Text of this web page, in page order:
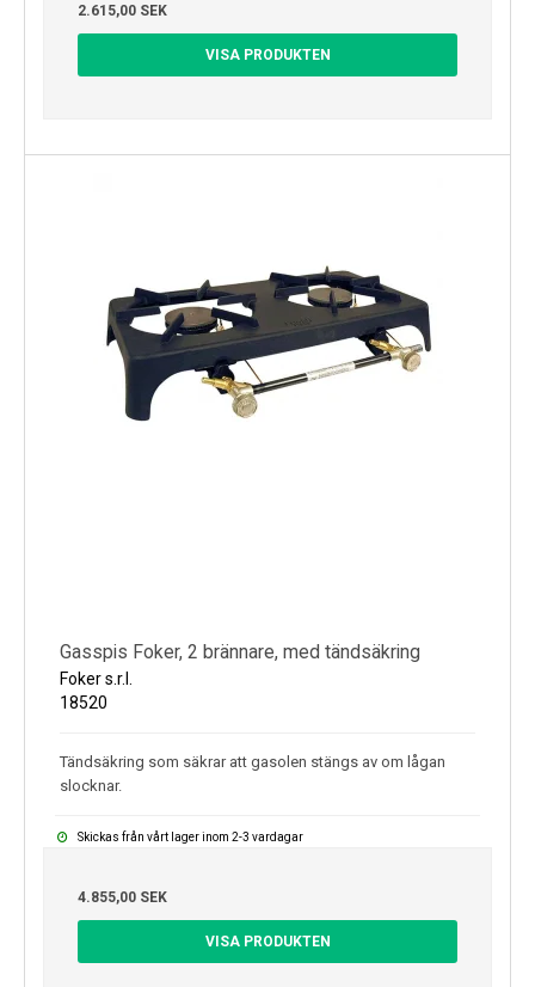
2.615,00 SEK
VISA PRODUKTEN
Gasspis Foker, 2 brännare, med tändsäkring
Foker s.r.l.
18520
Tändsäkring som säkrar att gasolen stängs av om lågan
slocknar.
Skickas från vårt lager inom 2-3 vardagar
4.855,00 SEK
VISA PRODUKTEN